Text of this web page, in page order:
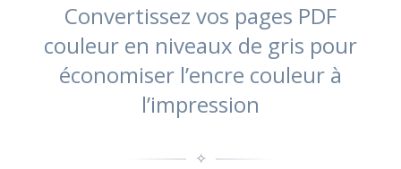
Convertissez vos pages PDF
couleur en niveaux de gris pour
économiser l’encre couleur à
l’impression
✧